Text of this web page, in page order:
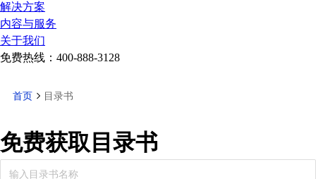
解决方案
内容与服务
关于我们
免费热线： 400-888-3128
首页 目录书
免费获取目录书